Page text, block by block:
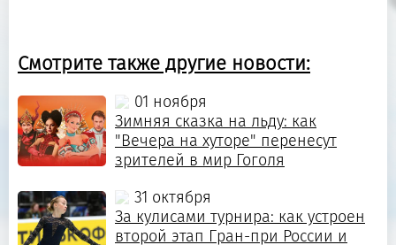
Смотрите также другие новости:
01 ноября
Зимняя сказка на льду: как
"Вечера на хуторе" перенесут
зрителей в мир Гоголя
31 октября
За кулисами турнира: как устроен
второй этап Гран-при России и